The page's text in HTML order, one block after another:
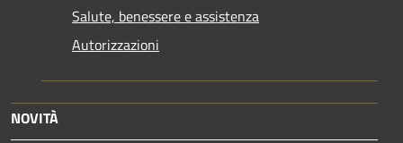
Salute, benessere e assistenza
Autorizzazioni
NOVITÀ